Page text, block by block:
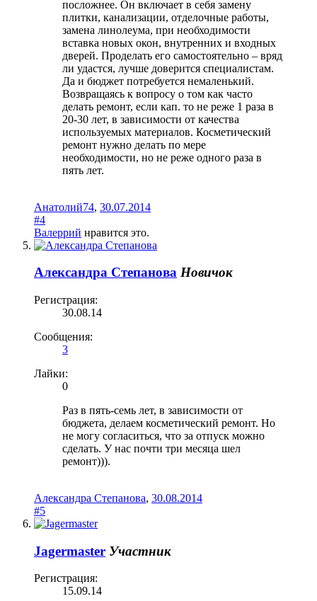
посложнее. Он включает в себя замену
плитки, канализации, отделочные работы,
замена линолеума, при необходимости
вставка новых окон, внутренних и входных
дверей. Проделать его самостоятельно – вряд
ли удастся, лучше доверится специалистам.
Да и бюджет потребуется немаленький.
Возвращаясь к вопросу о том как часто
делать ремонт, если кап. то не реже 1 раза в
20-30 лет, в зависимости от качества
используемых материалов. Косметический
ремонт нужно делать по мере
необходимости, но не реже одного раза в
пять лет.
Анатолий74, 30.07.2014
#4
Валеррий нравится это.
Александра Степанова Новичок
Регистрация:
30.08.14
Сообщения:
3
Лайки:
0
Раз в пять-семь лет, в зависимости от
бюджета, делаем косметический ремонт. Но
не могу согласиться, что за отпуск можно
сделать. У нас почти три месяца шел
ремонт))).
Александра Степанова, 30.08.2014
#5
Jagermaster Участник
Регистрация:
15.09.14